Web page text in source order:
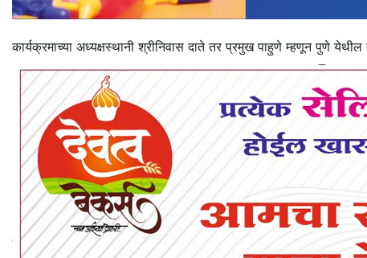
कार्यक्रमाच्या अध्यक्षस्थानी श्रीनिवास दाते तर प्रमुख पाहुणे म्हणून पुणे